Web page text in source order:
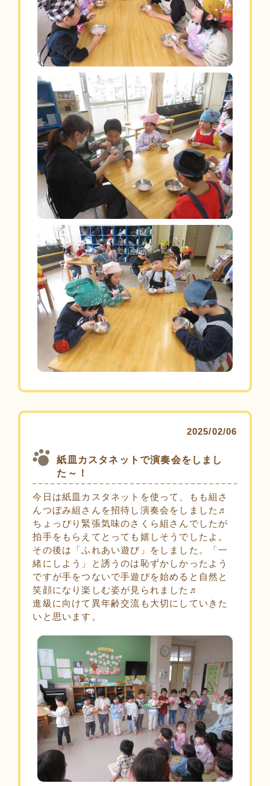
2025/02/06
紙皿カスタネットで演奏会をしまし
た～！
今日は紙皿カスタネットを使って、もも組さ
んつぼみ組さんを招待し演奏会をしました♬
ちょっぴり緊張気味のさくら組さんでしたが
拍手をもらえてとっても嬉しそうでしたよ。
その後は「ふれあい遊び」をしました。「一
緒にしよう」と誘うのは恥ずかしかったよう
ですが手をつないで手遊びを始めると自然と
笑顔になり楽しむ姿が見られました♬
進級に向けて異年齢交流も大切にしていきた
いと思います。